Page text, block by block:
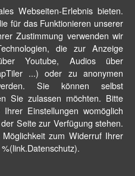
Webseiten-Erlebnis bieten.
für das Funktionieren unserer
Zustimmung verwenden wir
die zur Anzeige
Youtube, Audios über
...) oder zu anonymen
Sie können selbst
Sie zulassen möchten. Bitte
Einstellungen womöglich
Seite zur Verfügung stehen.
zum Widerruf Ihrer